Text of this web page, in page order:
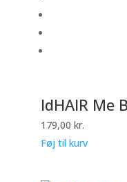
IdHAIR Me
179,00 kr.
Føj til kurv